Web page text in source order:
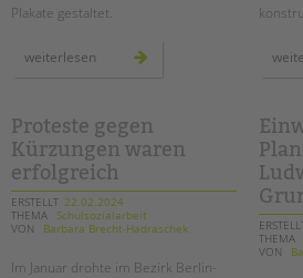
KONTAKT
Impressum
Intranet
Plakate gestaltet.
weiterlesen
an
der
sonnenblumen
grundschule
Proteste gegen
Kürzungen waren
erfolgreich
ERSTELLT 22.02.2024
THEMA Schulsozialarbeit
VON
Barbara Brecht-Hadraschek
Im Januar drohte im Bezirk Berlin-
THEMA
VON